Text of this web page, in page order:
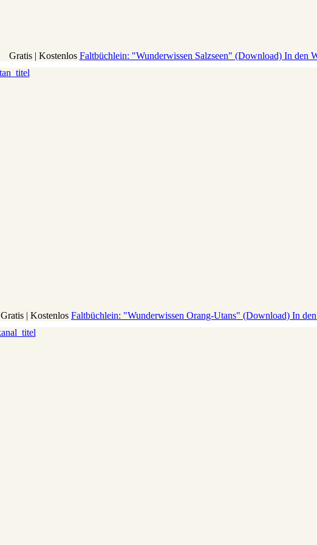
Gratis | Kostenlos Faltbüchlein: "Wunderwissen Salzseen" (Download) In den
Gratis | Kostenlos Faltbüchlein: "Wunderwissen Orang-Utans" (Download) In